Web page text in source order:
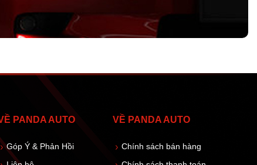
PANDA AUTO
Góp Ý & Phản Hồi
VỀ PANDA AUTO
Chính sách bán hàng